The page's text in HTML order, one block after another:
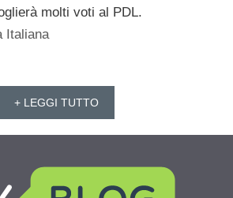
molti voti al PDL.
Italiana
+ LEGGI TUTTO